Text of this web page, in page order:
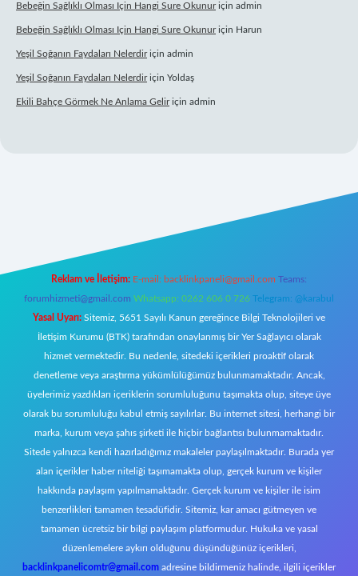
Bebeğin Sağlıklı Olması Için Hangi Sure Okunuriçin admin
Bebeğin Sağlıklı Olması Için Hangi Sure Okunuriçin Harun
Yeşil Soğanın Faydaları Nelerdiriçin admin
Yeşil Soğanın Faydaları Nelerdiriçin Yoldaş
Ekili Bahçe Görmek Ne Anlama Geliriçin admin
Reklam ve İletişim: E-mail: backlinkpaneli@gmail.com Teams:
forumhizmeti@gmail.com Whatsapp: 0262 606 0 726 Telegram: @karabul
Yasal Uyarı: Sitemiz, 5651 Sayılı Kanun gereğince Bilgi Teknolojileri ve
İletişim Kurumu (BTK) tarafından onaylanmış bir Yer Sağlayıcı olarak
hizmet vermektedir. Bu nedenle, sitedeki içerikleri proaktif olarak
denetleme veya araştırma yükümlülüğümüz bulunmamaktadır. Ancak,
üyelerimiz yazdıkları içeriklerin sorumluluğunu taşımakta olup, siteye üye
olarak bu sorumluluğu kabul etmiş sayılırlar. Bu internet sitesi, herhangi bir
marka, kurum veya şahıs şirketi ile hiçbir bağlantısı bulunmamaktadır.
Sitede yalnızca kendi hazırladığımız makaleler paylaşılmaktadır. Burada yer
alan içerikler haber niteliği taşımamakta olup, gerçek kurum ve kişiler
hakkında paylaşım yapılmamaktadır. Gerçek kurum ve kişiler ile isim
benzerlikleri tamamen tesadüfidir. Sitemiz, kar amacı gütmeyen ve
tamamen ücretsiz bir bilgi paylaşım platformudur. Hukuka ve yasal
düzenlemelere aykırı olduğunu düşündüğünüz içerikleri,
backlinkpanelicomtr@gmail.com adresine bildirmeniz halinde, ilgili içerikler